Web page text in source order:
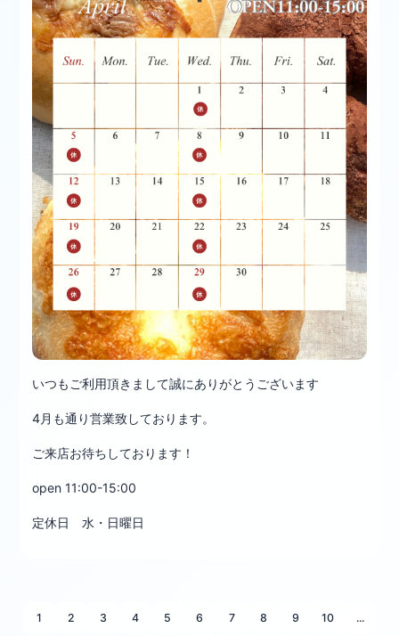
いつもご利用頂きまして誠にありがとうございます
4月も通り営業致しております。
ご来店お待ちしております！
open 11:00-15:00
定休日 水・日曜日
1 2 3 4 5 6 7 8 9 10 ...